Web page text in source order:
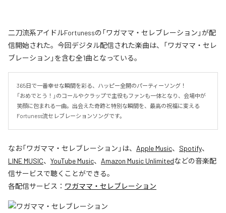
二刀流系アイドルFortunessの「ワガママ・セレブレーション」が配
信開始された。今回デジタル配信された楽曲は、「ワガママ・セレ
ブレーション」を含む全1曲となっている。
365日で一番幸せな瞬間を彩る、ハッピー全開のパーティーソング！
「おめでとう！」のコールやクラップで主役もファンも一体となり、会場中が
笑顔に包まれる一曲。出会えた奇跡と特別な瞬間を、最高の祝福に変える
Fortuness流セレブレーションソングです。
なお「ワガママ・セレブレーション 」は、 Apple Music、 Spotify、
LINE MUSIC、 YouTube Music、 Amazon Music Unlimitedなどの音楽配
信サービスで聴くことができる。
各配信サービス： ワガママ・セレブレーション